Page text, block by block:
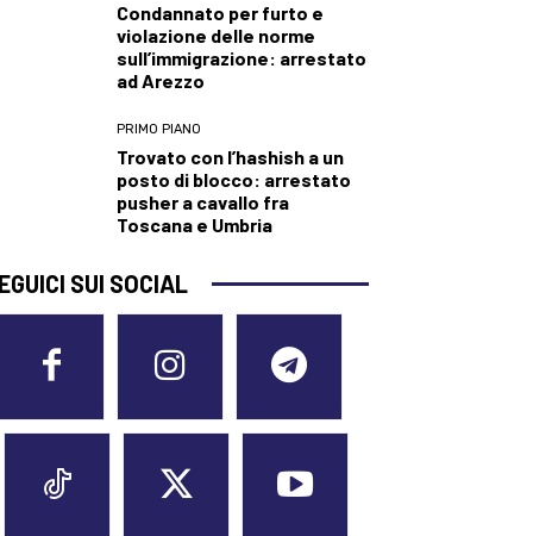
Condannato per furto e
violazione delle norme
sull’immigrazione: arrestato
ad Arezzo
PRIMO PIANO
Trovato con l’hashish a un
posto di blocco: arrestato
pusher a cavallo fra
Toscana e Umbria
SUI SOCIAL